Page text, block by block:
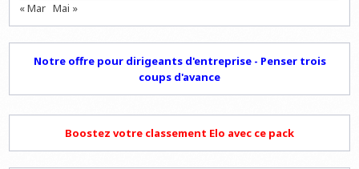
« Mar Mai »
Notre offre pour dirigeants d'entreprise - Penser trois
coups d'avance
Boostez votre classement Elo avec ce pack